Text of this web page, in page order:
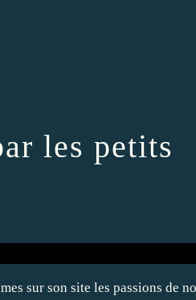
les petits
sur son site les passions de